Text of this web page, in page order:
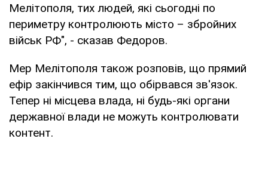
Мелітополя, тих людей, які сьогодні по
периметру контролюють місто – збройних
військ РФ", - сказав Федоров.
Мер Мелітополя також розповів, що прямий
ефір закінчився тим, що обірвався зв'язок.
Тепер ні місцева влада, ні будь-які органи
державної влади не можуть контролювати
контент.